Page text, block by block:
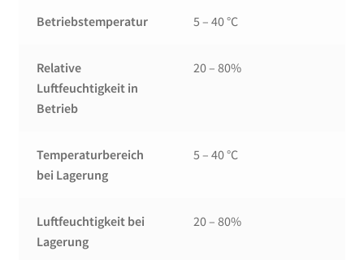
Betriebstemperatur 5 – 40 °C
Relative
Luftfeuchtigkeit in
Betrieb
20 – 80%
Temperaturbereich
bei Lagerung
5 – 40 °C
Luftfeuchtigkeit bei
Lagerung
20 – 80%